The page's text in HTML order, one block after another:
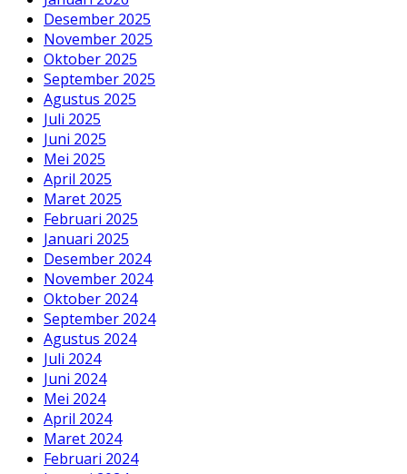
Desember 2025
November 2025
Oktober 2025
September 2025
Agustus 2025
Juli 2025
Juni 2025
Mei 2025
April 2025
Maret 2025
Februari 2025
Januari 2025
Desember 2024
November 2024
Oktober 2024
September 2024
Agustus 2024
Juli 2024
Juni 2024
Mei 2024
April 2024
Maret 2024
Februari 2024